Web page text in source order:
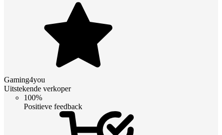
Gaming4you
Uitstekende verkoper
100%
Positieve feedback